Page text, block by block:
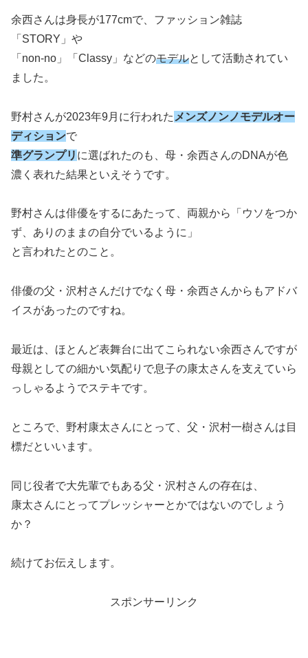
余西さんは身長が177cmで、ファッション雑誌
「STORY」や
「non-no」「Classy」などのモデルとして活動されてい
ました。
野村さんが2023年9月に行われた メンズノンノモデルオー
ディションで
準グランプリ に選ばれたのも、母・余西さんのDNAが色
濃く表れた結果といえそうです。
野村さんは俳優をするにあたって、両親から「ウソをつか
ず、ありのままの自分でいるように」
と言われたとのこと。
俳優の父・沢村さんだけでなく母・余西さんからもアドバ
イスがあったのですね。
最近は、ほとんど表舞台に出てこられない余西さんですが
母親としての細かい気配りで息子の康太さんを支えていら
っしゃるようでステキです。
ところで、野村康太さんにとって、父・沢村一樹さんは目
標だといいます。
同じ役者で大先輩でもある父・沢村さんの存在は、
康太さんにとってプレッシャーとかではないのでしょう
か？
続けてお伝えします。
スポンサーリンク